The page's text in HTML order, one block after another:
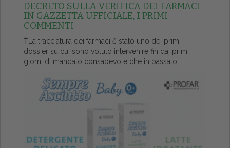
DECRETO SULLA VERIFICA DEI FARMACI
IN GAZZETTA UFFICIALE, I PRIMI
COMMENTI
ŤLa tracciatura dei farmaci č stato uno dei primi
dossier su cui sono voluto intervenire fin dai primi
giorni di mandato consapevole che in passato...